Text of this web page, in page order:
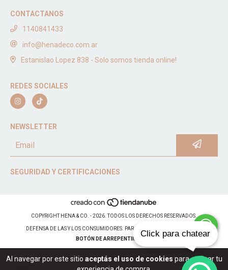
Al navegar por este sitio aceptás el uso de cookies para agilizar tu
CONTACTANOS
1140841433
info@henadeco.com.ar
Estanislao Lopez 838 - Solo somos tienda online!
REDES SOCIALES
NEWSLETTER
SEGURIDAD Y CERTIFICACIONES
COPYRIGHT HENA & CO. - 2026. TODOS LOS DERECHOS RESERVADOS.
DEFENSA DE LAS Y LOS CONSUMIDORES. PARA RECLAMOS
BOTÓN DE ARREPENTIMIENTO
Click para chatear